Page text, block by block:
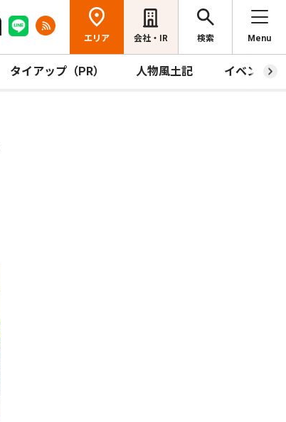
エリア 会社・IR 検索 Menu
タイアップ（PR） 人物風土記 イベント